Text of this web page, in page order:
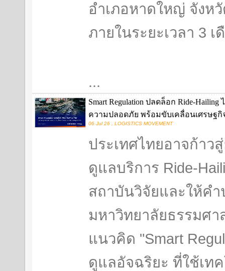
อำเภอหาดใหญ่ จังห
ภายในระยะเวลา 3 เ
...
Smart Regulation ปลดล็อก Ride-
ความปลอดภัย พร้อมขับเคลื่อนเศรษฐกิ
06 Jul 26 , LOGISTICS MOVEMENT
ประเทศไทยอาจก้าว
ดูแลบริการ Ride-
สถาบันวิจัยและให้ค
มหาวิทยาลัยธรรมศา
แนวคิด "Smart
ดูแลอัจฉริยะ ที่ใช้เท